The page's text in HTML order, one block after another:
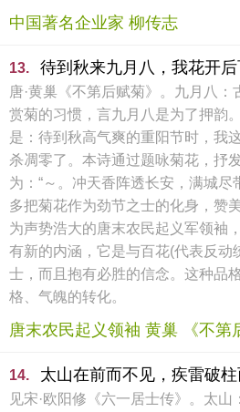
中国著名企业家 柳传志
13. 待到秋来九月八，我花开后
唐·黄巢《不第后赋菊》。九月八
赏菊的习惯，言九月八是为了押韵
是：待到秋高气爽的重阳节时，我
杀凋零了。本诗通过题咏菊花，抒
为：“～。冲天香阵透长安，满城尽
多把菊花作为劲节之士的化身，赞
为声势浩大的唐末农民起义军领袖
有新的内涵，它是与百花(代表反动
士，而且抱有必胜的信念。这种品
格、气魄的转化。
唐末农民起义领袖 黄巢 《不第
14. 太山在前而不见，疾雷破柱
见宋·欧阳修《六一居士传》。太